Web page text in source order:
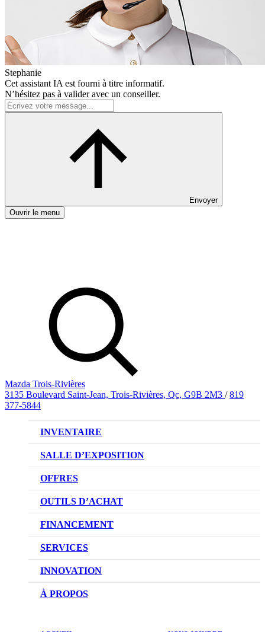
Stephanie
Cet assistant IA est fourni à titre informatif.
N’hésitez pas à valider avec un conseiller.
Envoyer
Ouvrir le menu
Mazda Trois-Rivières
3135 Boulevard Saint-Jean, Trois-Rivières, Qc, G9B 2M3 / 819
377-5844
INVENTAIRE
VÉHICULES NEUFS
VÉHICULES D’OCCASION
SALLE D’EXPOSITION
OFFRES
OFFRES DU CONCESSIONNAIRE
OUTILS D’ACHAT
CONFIGUREZ VOTRE VÉHICULE
RÉSERVEZ UN ESSAI ROUTIER
DEMANDEZ UN PRIX
FINANCEMENT
NOTRE DIFFÉRENCE
DEMANDE DE CRÉDIT AUTO
SERVICES
NOTRE PROMESSE
PRENDRE UN RENDEZ-VOUS
INNOVATION
TECHNOLOGIE SKYACTIV
À PROPOS